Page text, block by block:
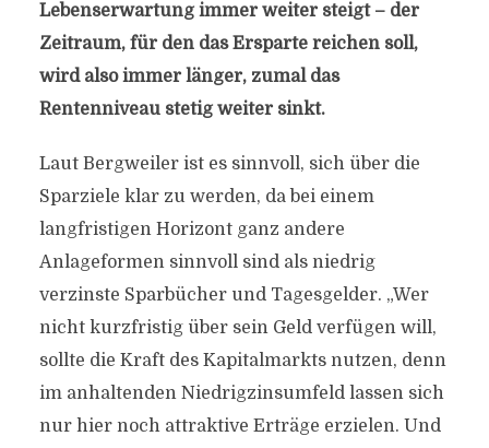
Lebenserwartung immer weiter steigt – der
Zeitraum, für den das Ersparte reichen soll,
wird also immer länger, zumal das
Rentenniveau stetig weiter sinkt.
Laut Bergweiler ist es sinnvoll, sich über die
Sparziele klar zu werden, da bei einem
langfristigen Horizont ganz andere
Anlageformen sinnvoll sind als niedrig
verzinste Sparbücher und Tagesgelder. „Wer
nicht kurzfristig über sein Geld verfügen will,
sollte die Kraft des Kapitalmarkts nutzen, denn
im anhaltenden Niedrigzinsumfeld lassen sich
nur hier noch attraktive Erträge erzielen. Und